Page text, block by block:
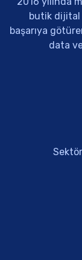
butik dijital
başarıya
data